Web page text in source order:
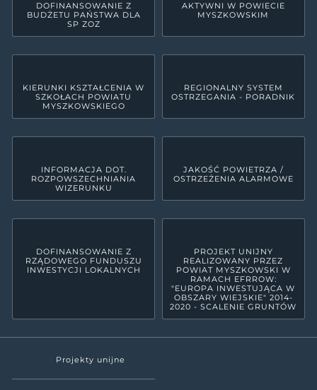
DOFINANSOWANIE Z
BUDŻETU PAŃSTWA DLA
SP ZOZ
AKTYWNI W POWIECIE
MYSZKOWSKIM
KIERUNKI KSZTAŁCENIA W
SZKOŁACH POWIATU
MYSZKOWSKIEGO
REGIONALNY SYSTEM
OSTRZEGANIA - PORADNIK
INFORMACJA DOT.
ROZPOWSZECHNIANIA
WIZERUNKU
JAKOŚĆ POWIETRZA /
OSTRZEŻENIA ALARMOWE
DOFINANSOWANIE Z
RZĄDOWEGO FUNDUSZU
INWESTYCJI LOKALNYCH
PROJEKT UNIJNY
REALIZOWANY PRZEZ
POWIAT MYSZKOWSKI W
RAMACH EFRROW:
"EUROPA INWESTUJĄCA W
OBSZARY WIEJSKIE" 2014-
2020 - SCALENIE GRUNTÓW
Projekty unijne